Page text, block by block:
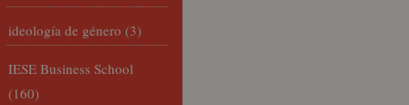
ideología de género (3)
IESE Business School
(160)